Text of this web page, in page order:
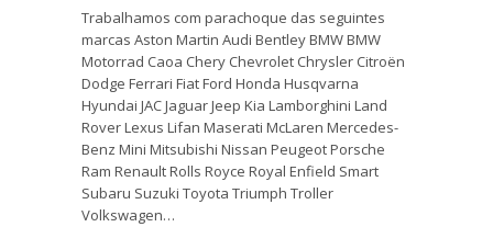
Trabalhamos com parachoque das seguintes
marcas Aston Martin Audi Bentley BMW BMW
Motorrad Caoa Chery Chevrolet Chrysler Citroën
Dodge Ferrari Fiat Ford Honda Husqvarna
Hyundai JAC Jaguar Jeep Kia Lamborghini Land
Rover Lexus Lifan Maserati McLaren Mercedes-
Benz Mini Mitsubishi Nissan Peugeot Porsche
Ram Renault Rolls Royce Royal Enfield Smart
Subaru Suzuki Toyota Triumph Troller
Volkswagen…